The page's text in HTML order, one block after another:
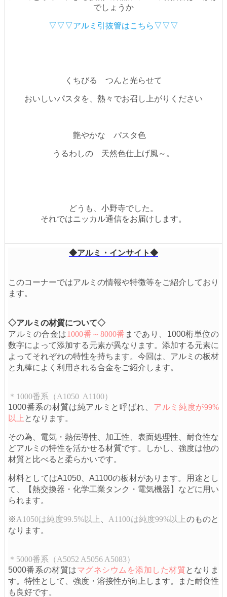
でしょうか
▽▽▽アルミ引抜管はこちら▽▽▽
くちびる つんと光らせて
おいしいパスタを、熱々でお召し上がりください
艶やかな パスタ色
うるわしの 天然色仕上げ風～。
どうも、小野寺でした。
それではニッカル通信をお届けします。
◆アルミ・インサイト◆
​​​​​このコーナーではアルミの情報や特徴等をご紹介しており
ます。
◇アルミの材質について◇
アルミの合金は1000番～8000番 まであり、1000桁単位の
数字によって添加する元素が異なります。添加する元素に
よってそれぞれの特性を持ちます。 今回は、アルミの板材
と丸棒によく利用される合金をご紹介します。
＊1000番系（A1050 A1100）
1000番系の材質は純アルミと呼ばれ、 アルミ純度が99%
以上 となります。
その為、電気・熱伝導性、加工性、表面処理性、耐食性な
どアルミの特性を活かせる材質です。しかし、強度は他の
材質と比べると柔らかいです。
材料としてはA1050、A1100の板材があります。
用途とし
て、【熱交換器・化学工業タンク・電気機器】などに用い
られます。
※A1050は純度99.5%以上 A1100は純度99%以上のものと
なります。
＊5000番系（A5052 A5056 A5083）
5000番系の材質はマグネシウムを添加した材質となりま
す。特性として、 強度・溶接性が向上します。また耐食性
も良好です。